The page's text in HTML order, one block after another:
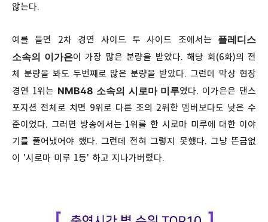
않는다.
예를 들면 2차 경연 사이드 투 사이드 조에서는 플레디스
소속의 이가은이 가장 많은 분량을 받았다. 해당 회(6화)의 전
체 분량을 봐도 두번째로 많은 분량을 받았다. 그런데 막상 현장
경연 1위는 NMB48 소속의 시로마 미루였다. 이가은은 댄스
포지션 전체로 치면 9위로 다른 조의 2위한 멤버보다도 낮은 수
준이었다. 그러면 방송에서는 1위를 한 시로마 미루에 대한 이야
기를 풀어냈어야 했다. 그런데 전혀 그렇지 못했다. 그냥 뜬금없
이 '시로마 미루 1등' 하고 지나가버렸다.